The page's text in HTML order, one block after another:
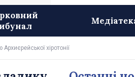
хіротонії